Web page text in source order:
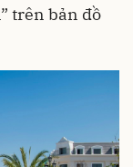
trên bản đồ